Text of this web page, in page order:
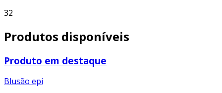
32
Produtos disponíveis
Produto em destaque
Blusão epi